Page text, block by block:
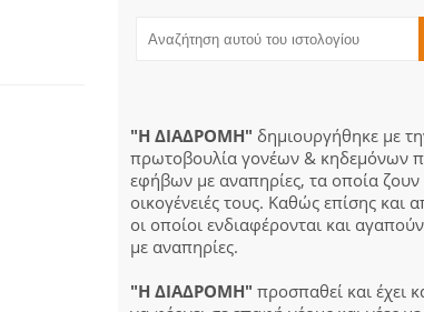
"Η ΔΙΑΔΡΟΜΗ" δημιουργήθηκε με
πρωτοβουλία γονέων & κηδεμόνων
εφήβων με αναπηρίες, τα οποία ζουν
οικογένειές τους. Καθώς επίσης και
οι οποίοι ενδιαφέρονται και
με αναπηρίες.
"Η ΔΙΑΔΡΟΜΗ" προσπαθεί και έχει